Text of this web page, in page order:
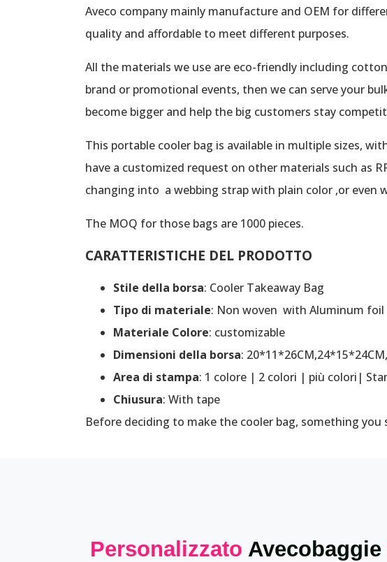
Aveco company mainly manufacture and OEM for
quality and affordable to meet different purposes.
All the materials we use are eco-friendly including
brand or promotional events, then we can serve your
become bigger and help the big customers stay
This portable cooler bag is available in multiple sizes,
have a customized request on other materials such as
changing into a webbing strap with plain color ,or even
The MOQ for those bags are 1000 pieces.
CARATTERISTICHE DEL PRODOTTO
Stile della borsa: Cooler Takeaway Bag
Tipo di materiale: Non woven with Aluminum foil
Materiale Colore: customizable
Dimensioni della borsa:
Area di stampa: 1 colore | 2 colori | più colori|
Chiusura: With tape
Before deciding to make the cooler bag, something you
Personalizzato Avecobaggie